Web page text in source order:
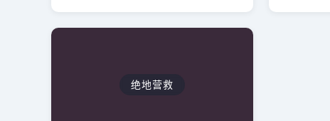
绝地营救